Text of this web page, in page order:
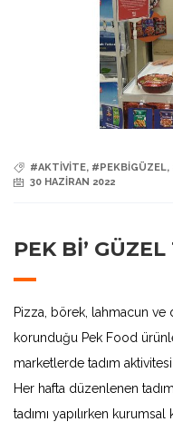
#AKTIVITE, #PEKBIGÜZEL,
30 HAZIRAN 2022
PEK BI’
Pizza, börek, lahmacun ve
korunduğu Pek Food
marketlerde tadım
Her hafta düzenlenen
tadımı yapılırken